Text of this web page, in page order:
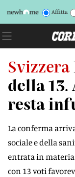
Affitta
Svizzera
della
resta
La conferma
sociale e della
entrata in materia
con 13 voti